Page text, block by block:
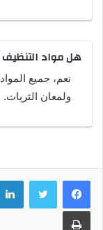
هل مواد التنظيف
نعم، جميع
ولمعان الثريات.
طباعة